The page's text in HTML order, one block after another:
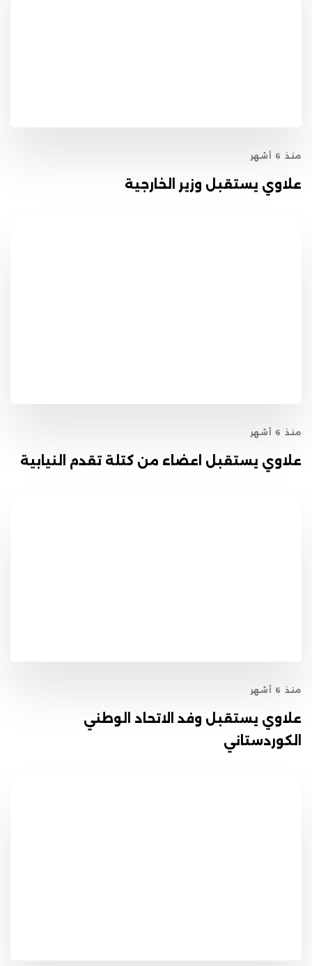
منذ 6 أشهر
علاوي يستقبل وزير الخارجية
منذ 6 أشهر
علاوي يستقبل اعضاء من كتلة تقدم النيابية
منذ 6 أشهر
علاوي يستقبل وفد الاتحاد الوطني
الكوردستاني